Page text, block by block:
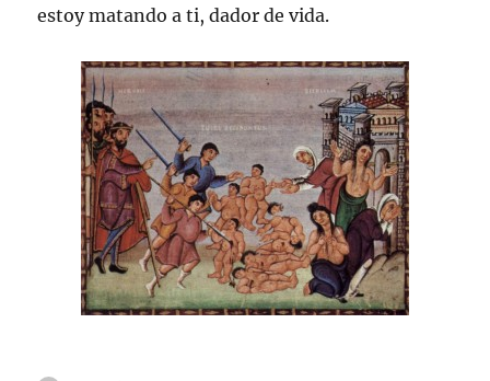
estoy matando a ti, dador de vida.